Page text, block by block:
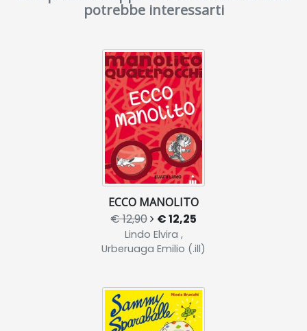
potrebbe interessarti
ECCO MANOLITO
€ 12,90 € 12,25
Lindo Elvira ,
Urberuaga Emilio (.ill)